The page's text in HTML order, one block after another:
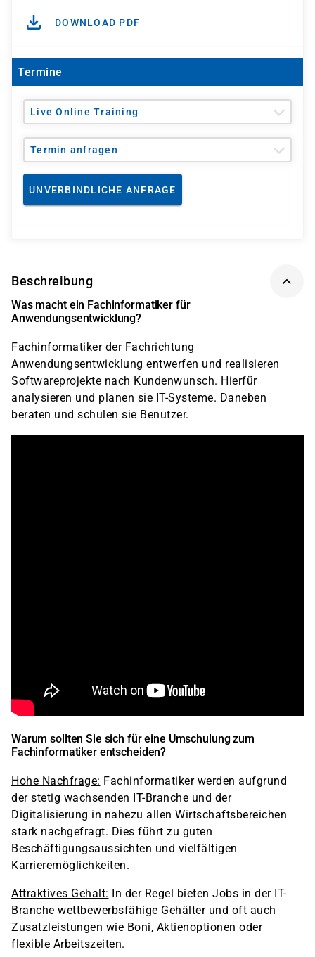
DOWNLOAD PDF
Termine
Live Online Training
Termin anfragen
UNVERBINDLICHE ANFRAGE
Beschreibung
Was macht ein Fachinformatiker für
Anwendungsentwicklung?
Fachinformatiker der Fachrichtung
Anwendungsentwicklung entwerfen und realisieren
Softwareprojekte nach Kundenwunsch. Hierfür
analysieren und planen sie IT-Systeme. Daneben
beraten und schulen sie Benutzer.
Warum sollten Sie sich für eine Umschulung zum
Fachinformatiker entscheiden?
Hohe Nachfrage: Fachinformatiker werden aufgrund
der stetig wachsenden IT-Branche und der
Digitalisierung in nahezu allen Wirtschaftsbereichen
stark nachgefragt. Dies führt zu guten
Beschäftigungsaussichten und vielfältigen
Karrieremöglichkeiten.
Attraktives Gehalt: In der Regel bieten Jobs in der IT-
Branche wettbewerbsfähige Gehälter und oft auch
Zusatzleistungen wie Boni, Aktienoptionen oder
flexible Arbeitszeiten.